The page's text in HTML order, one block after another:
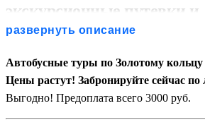
экскурсионные путевки и
незабываемые поездки
Золотое кольцо России — это
маршрут, который позволяет
развернуть описание
Автобусные туры по Золотому кольцу
Цены растут! Забронируйте сейчас
Выгодно! Предоплата всего 3000 руб.